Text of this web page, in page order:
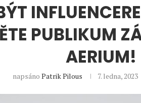
PUBLIKUM
AERIUM!
napsánoPatrik Pilous 7. ledna, 2023